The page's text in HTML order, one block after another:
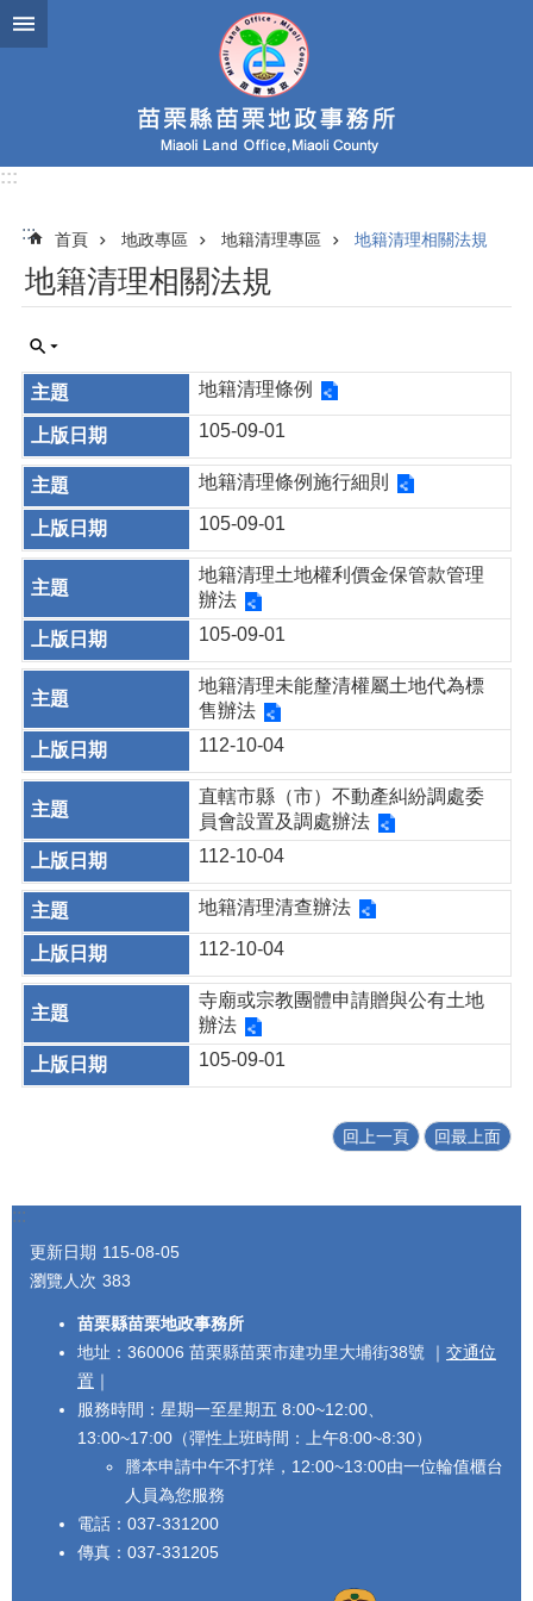
跳到主要內容區塊
:::
::: 首頁 地政專區 地籍清理專區 地籍清理相關法規
地籍清理相關法規
地籍清理條例
105-09-01
地籍清理條例施行細則
105-09-01
地籍清理土地權利價金保管款管理
辦法
105-09-01
地籍清理未能釐清權屬土地代為標
售辦法
112-10-04
直轄市縣（市）不動產糾紛調處委
員會設置及調處辦法
112-10-04
地籍清理清查辦法
112-10-04
寺廟或宗教團體申請贈與公有土地
辦法
105-09-01
回上一頁 回最上面
:::
更新日期 115-08-05
瀏覽人次 383
苗栗縣苗栗地政事務所
地址：360006 苗栗縣苗栗市建功里大埔街38號 ｜ 交通位
置 ｜
服務時間：星期一至星期五 8:00~12:00、
13:00~17:00（彈性上班時間：上午8:00~8:30）
謄本申請中午不打烊，12:00~13:00由一位輪值櫃台
人員為您服務
電話：037-331200
傳真：037-331205